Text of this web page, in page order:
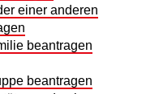
einer anderen
beantragen
beantragen